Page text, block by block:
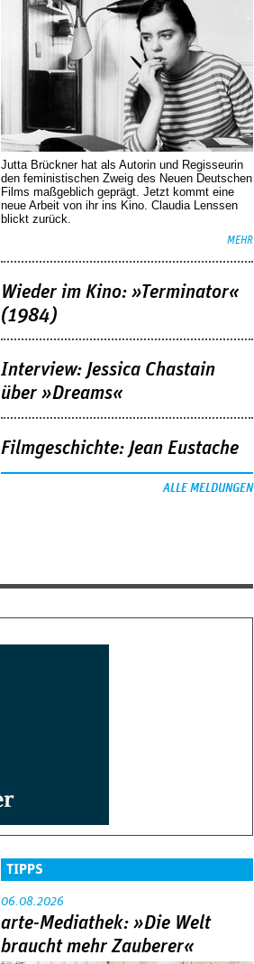
Jutta Brückner hat als Autorin und Regisseurin
den feministischen Zweig des Neuen Deutschen
Films maßgeblich geprägt. Jetzt kommt eine
neue Arbeit von ihr ins Kino. Claudia Lenssen
blickt zurück.
MEHR
Wieder im Kino: »Terminator«
(1984)
Interview: Jessica Chastain
über »Dreams«
Filmgeschichte: Jean Eustache
ALLE MELDUNGEN
TIPPS
06.08.2026
arte-Mediathek: »Die Welt
braucht mehr Zauberer«